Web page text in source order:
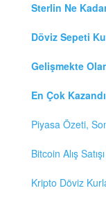
Sterlin Ne
Döviz Sepeti
Gelişmekte
En Çok
Piyasa Özeti,
Bitcoin Alış
Kripto Döviz